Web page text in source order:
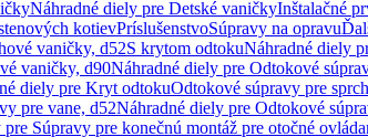
Náhradné diely pre Detské vaničkyInštalačné
kotievPríslušenstvoSúpravy na opravu
vaničky, d52S krytom odtokuNáhradné diely
vaničky, d90Náhradné diely pre Odtokové
diely pre Kryt odtokuOdtokové súpravy pre
pre vane, d52Náhradné diely pre Odtokové
Súpravy pre konečnú montáž pre otočné